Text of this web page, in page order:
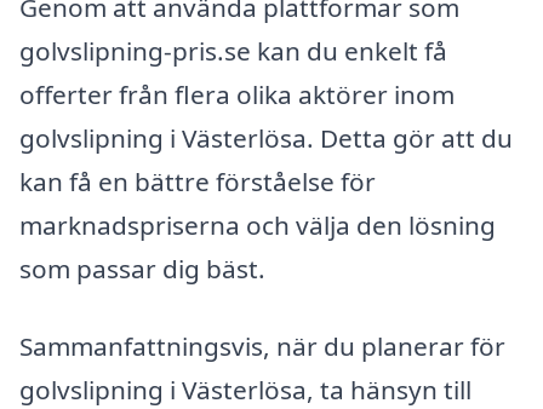
Genom att använda plattformar som
golvslipning-pris.se kan du enkelt få
offerter från flera olika aktörer inom
golvslipning i Västerlösa. Detta gör att du
kan få en bättre förståelse för
marknadspriserna och välja den lösning
som passar dig bäst.
Sammanfattningsvis, när du planerar för
golvslipning i Västerlösa, ta hänsyn till